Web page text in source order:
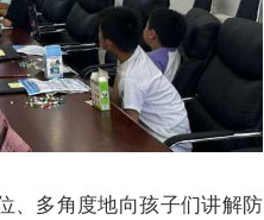
、多角度地向孩子们讲解防